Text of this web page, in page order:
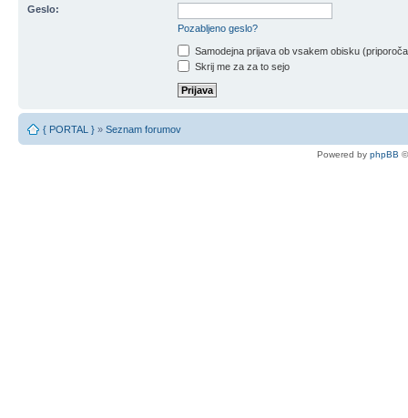
Geslo:
Pozabljeno geslo?
Samodejna prijava ob vsakem obisku
Skrij me za za to sejo
{ PORTAL } » Seznam forumov
Powered by phpBB